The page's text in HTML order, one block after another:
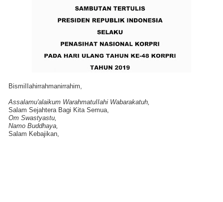
BismiIIahirrahmanirrahim,
Assalamu'alaikum WarahmatuIIahi Wabarakatuh,
Salam Sejahtera Bagi Kita Semua,
Om Swastyastu,
Namo Buddhaya,
Salam Kebajikan,